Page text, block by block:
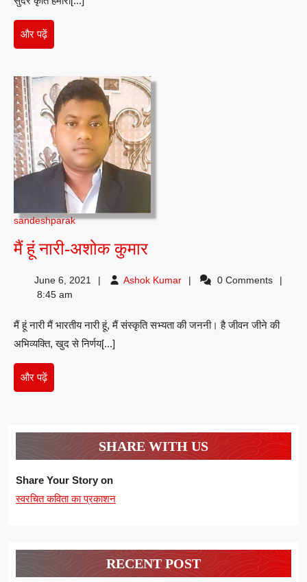
और पढ़ेंऔर
पढ़ें
sandeshparak
मैं हूं नारी-अशोक कुमारमैं
नारी-
कुमार
June 6, 2021 Ashok KumarAshok
0 Comments
8:45 am
मैं हूं नारी मैं भारतीय नारी हूं, मैं संस्कृति सभ्यता की जननी। है जीवन जीने की
अभिव्यक्ति, खुद से निर्णय[...]
और पढ़ेंऔर
पढ़ें
SHARE WITH US
Share Your Story on
स्वरचित कविता का प्रकाशन
RECENT POST